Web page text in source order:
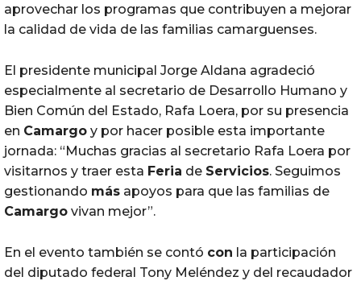
aprovechar los programas que contribuyen a mejorar
la calidad de vida de las familias camarguenses.
El presidente municipal Jorge Aldana agradeció
especialmente al secretario de Desarrollo Humano y
Bien Común del Estado, Rafa Loera, por su presencia
en Camargo y por hacer posible esta importante
jornada: “Muchas gracias al secretario Rafa Loera por
visitarnos y traer esta Feria de Servicios. Seguimos
gestionando más apoyos para que las familias de
Camargo vivan mejor”.
En el evento también se contó con la participación
del diputado federal Tony Meléndez y del recaudador